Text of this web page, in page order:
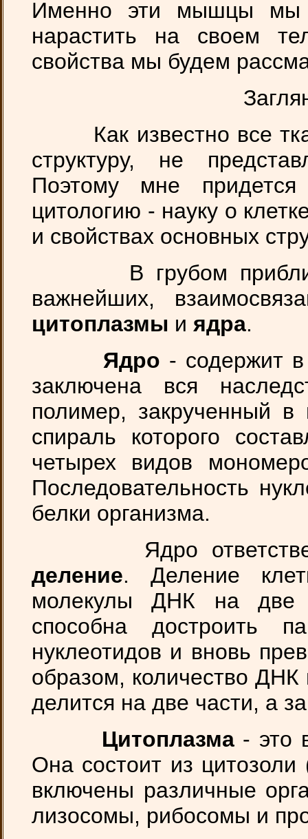
Именно эти мышцы мы
нарастить на своем
свойства мы будем
Как известно все
структуру, не
Поэтому мне придется
цитологию - науку о
и свойствах основных
В грубом
важнейших,
цитоплазмы и ядра.
Ядро - содержит
заключена вся
полимер, закрученный
спираль которого
четырех видов
Последовательность
белки организма.
Ядро
деление. Деление
молекулы ДНК на две
способна достроить
нуклеотидов и вновь
образом, количество
делится на две части, а
Цитоплазма- это
Она состоит из цитозоли
включены различные
лизосомы, рибосомы и